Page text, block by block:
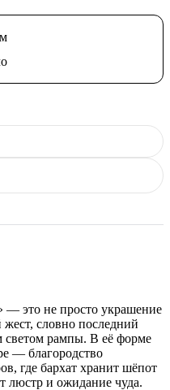
— это не просто украшение
словно последний
рампы. В её форме
— благородство
где бархат хранит шёпот
люстр и ожидание чуда.